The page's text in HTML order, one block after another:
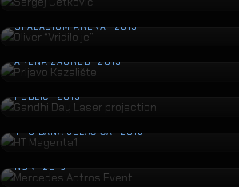
Oliver “Vridilo je”
SPALADIUM ARENA · 2019
Prljavo Kazalište
ARENA ZAGREB · 2019
Gandhi Day Laser
PUBLIC · 2019
HT Magenta1
TRG BANA JELAČIĆA · 2019
Mercedes Actros Event
NSK · 2019